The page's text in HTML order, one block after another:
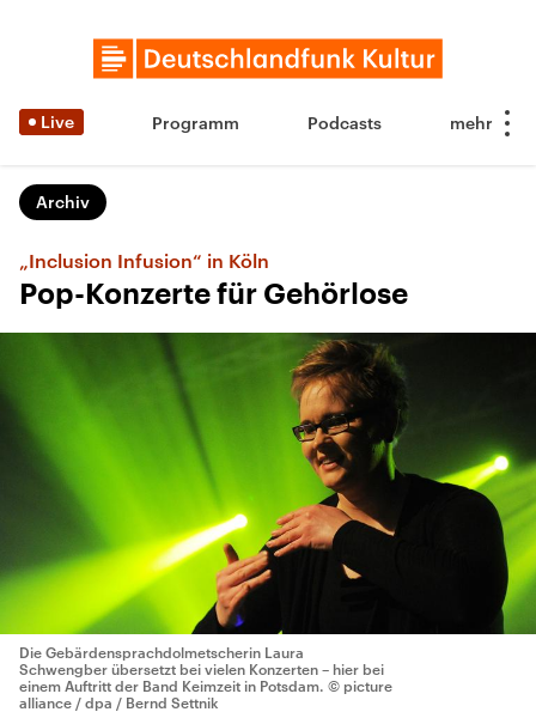
Live Programm Podcasts
Archiv
„Inclusion Infusion“ in Köln
Pop-Konzerte für Gehörlose
Die Gebärdensprachdolmetscherin Laura
Schwengber übersetzt bei vielen Konzerten – hier bei
einem Auftritt der Band Keimzeit in Potsdam. © picture
alliance / dpa / Bernd Settnik